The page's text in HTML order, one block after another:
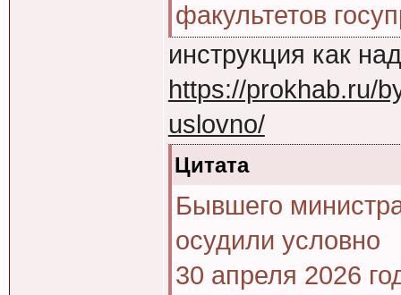
факультетов
инструкция как
https://prokhab.ru/
uslovno/
Цитата
Бывшего
осудили условно
30 апреля 2026